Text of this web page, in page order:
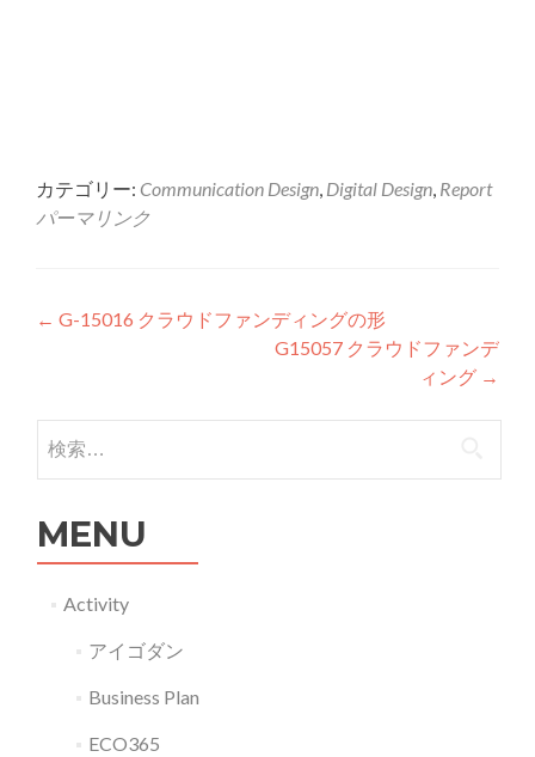
カテゴリー: Communication Design, Digital Design, Report
パーマリンク
投稿ナビゲーション
← G-15016 クラウドファンディングの形
G15057 クラウドファンデ
ィング →
検索:
MENU
Activity
アイゴダン
Business Plan
ECO365